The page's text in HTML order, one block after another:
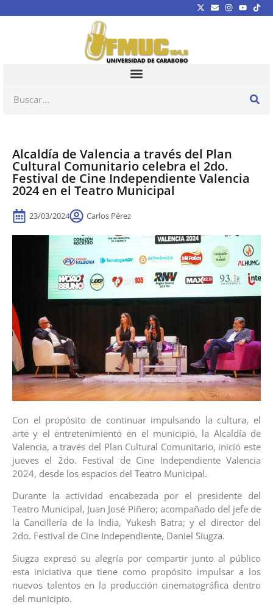
Alcaldía de Valencia a través del Plan
Cultural Comunitario celebra el 2do.
Festival de Cine Independiente Valencia
2024 en el Teatro Municipal
23/03/2024 Carlos Pérez
Con el propósito de continuar impulsando la cultura, el
arte y el entretenimiento en el municipio, la Alcaldía de
Valencia, a través del Plan Cultural Comunitario, inició este
jueves el 2do. Festival de Cine Independiente Valencia
2024, desde los espacios del Teatro Municipal.
Durante la actividad encabezada por el presidente del
Teatro Municipal, Juan José Piñero; acompañado del jefe de
la Cancillería de la India, Yukesh Batra; y el director del
2do. Festival de Cine Independiente, Daniel Siugza.
Siugza expresó su alegría por compartir junto al público
esta iniciativa que tiene como propósito impulsar a los
nuevos talentos en la producción cinematográfica dentro
del municipio.